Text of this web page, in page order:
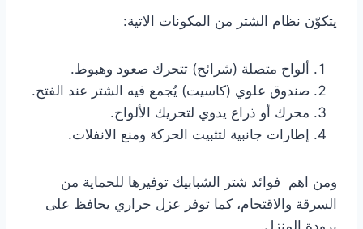
يتكوّن نظام الشتر من المكونات الاتية:
ألواح متصلة (شرائح) تتحرك صعود وهبوط.
صندوق علوي (كاسيت) يُجمع فيه الشتر عند الفتح.
محرك أو ذراع يدوي لتحريك الألواح.
إطارات جانبية لتثبيت الحركة ومنع الانفلات.
ومن اهم فوائد شتر الشبابيك توفيرها للحماية من
السرقة والاقتحام، كما توفر عزل حراري يحافظ على